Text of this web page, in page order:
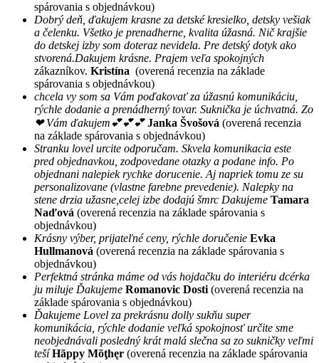
spárovania s objednávkou)
Dobrý deň, ďakujem krasne za detské kresielko, detsky vešiak
a čelenku. Všetko je prenadherne, kvalita úžasná. Nič krajšie
do detskej izby som doteraz nevidela. Pre detský dotyk ako
stvorená.Dakujem krásne. Prajem veľa spokojných
zákazníkov. Kristína (overená recenzia na základe
spárovania s objednávkou)
chcela vy som sa Vám poďakovať za úžasnú komunikáciu,
rýchle dodanie a prenádherný tovar. Suknička je úchvatná. Zo
❤ Vám ďakujem💕💕💕 Janka Švošová (overená recenzia
na základe spárovania s objednávkou)
Stranku lovel urcite odporučam. Skvela komunikacia este
pred objednavkou, zodpovedane otazky a podane info. Po
objednani nalepiek rychke dorucenie. Aj napriek tomu ze su
personalizovane (vlastne farebne prevedenie). Nalepky na
stene drzia užasne,celej izbe dodajú šmrc Dakujeme Tamara
Naďová (overená recenzia na základe spárovania s
objednávkou)
Krásny výber, prijateľné ceny, rýchle doručenie Evka
Hullmanová (overená recenzia na základe spárovania s
objednávkou)
Perfektná stránka máme od vás hojdačku do interiéru dcérka
ju miluje Ďakujeme Romanovic Dosti (overená recenzia na
základe spárovania s objednávkou)
Ďakujeme Lovel za prekrásnu dolly sukňu super
komunikácia, rýchle dodanie veľká spokojnosť určite sme
neobjednávali posledný krát malá slečna sa zo sukničky veľmi
tešíHãppy Mõţhęr (overená recenzia na základe spárovania